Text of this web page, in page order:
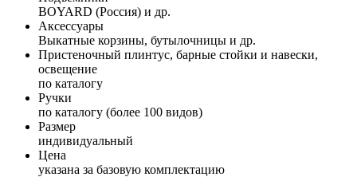
BOYARD (Россия) и др.
Аксессуары
Выкатные корзины, бутылочницы и др.
Пристеночный плинтус, барные стойки и навески,
освещение
по каталогу
Ручки
по каталогу (более 100 видов)
Размер
индивидуальный
Цена
указана за базовую комплектацию